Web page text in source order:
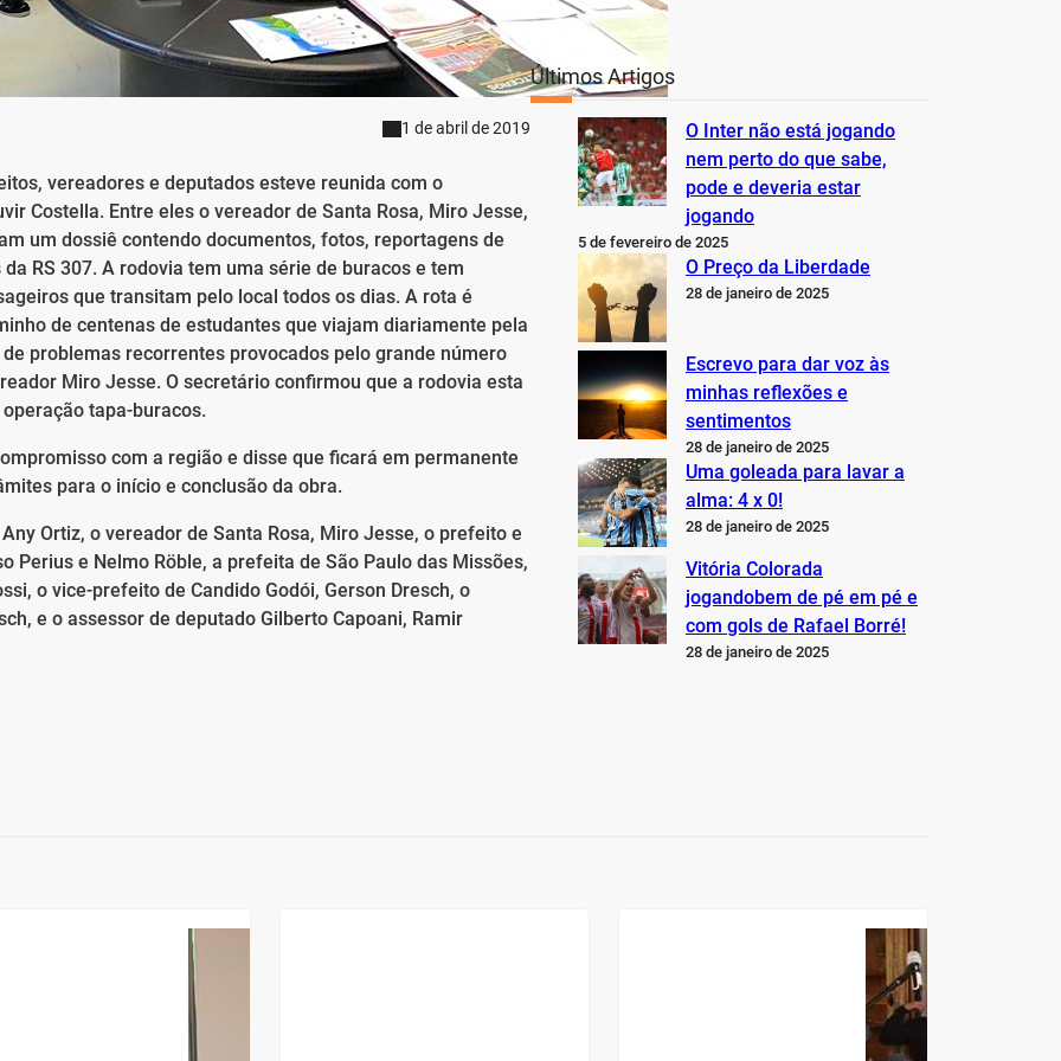
1 de abril de 2019
vereadores e deputados esteve reunida com o
Costella. Entre eles o vereador de Santa Rosa, Miro Jesse,
um dossiê contendo documentos, fotos, reportagens de
RS 307. A rodovia tem uma série de buracos e tem
que transitam pelo local todos os dias. A rota é
de centenas de estudantes que viajam diariamente pela
problemas recorrentes provocados pelo grande número
Miro Jesse. O secretário confirmou que a rodovia esta
tapa-buracos.
com a região e disse que ficará em permanente
para o início e conclusão da obra.
Ortiz, o vereador de Santa Rosa, Miro Jesse, o prefeito e
Perius e Nelmo Röble, a prefeita de São Paulo das Missões,
o vice-prefeito de Candido Godói, Gerson Dresch, o
e o assessor de deputado Gilberto Capoani, Ramir
Últimos Artigos
O Inter não está jogando
nem perto do que sabe,
pode e deveria estar
jogando
5 de fevereiro de 2025
O Preço da Liberdade
28 de janeiro de 2025
Escrevo para dar voz às
minhas reflexões e
sentimentos
28 de janeiro de 2025
Uma goleada para lavar a
alma: 4 x 0!
28 de janeiro de 2025
Vitória Colorada
jogandobem de pé em pé e
com gols de Rafael Borré!
28 de janeiro de 2025